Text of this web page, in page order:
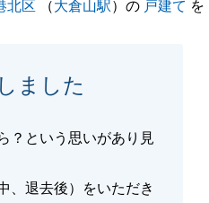
北区 （大倉山駅）の 戸建て を
ました
？という思いがあり見
、退去後）をいただき